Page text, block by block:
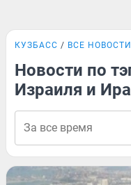
КУЗБАСС ВСЕ НОВОСТИ
Новости по
Израиля и